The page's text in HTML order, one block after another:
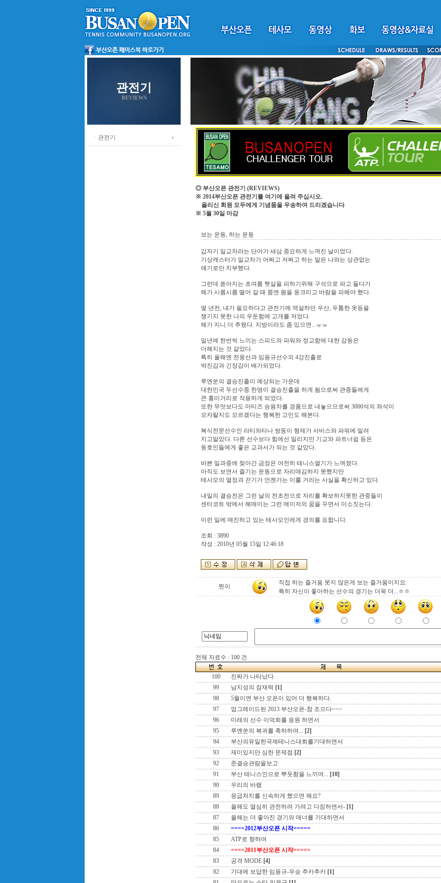
관전기
REVIEWS
ㆍ관전기
◎ 부산오픈 관전기 (REVIEWS)
※ 2014부산오픈 관전기를 여기에 올려 주십시오.
올리신 회원 모두에게 기념품을 우송하여 드리겠습니다
※ 5월 30일 마감
보는 운동, 하는 운동
갑자기 일교차라는 단어가 새삼 중요하게 느껴진 날이었다.
기상캐스터가 일교차가 어쩌고 저쩌고 하는 말은 나와는 상관없는
얘기로만 치부했다.
그런데 쏟아지는 초여름 햇살을 피하기위해 구석으로 파고 들다가
해가 시름시름 떨어 갈 때 쯤엔 몸을 웅크리고 바람을 피해야 했다.
몇 년전, 내가 필요하다고 관전기에 역설하던 우산, 두툼한 옷등을
챙기지 못한 나의 우둔함에 고개를 저었다.
해가 지니 더 추웠다. 지방이라도 좀 있으면...ㅠㅠ
일년에 한번씩 느끼는 스피드와 파워와 정교함에 대한 감동은
더해지는 것 같았다.
특히 올해엔 전웅선과 임용규선수의 4강진출로
박진감과 긴장감이 배가되었다.
루엔쑨의 결승진출이 예상되는 가운데
대한민국 두선수중 한명이 결승진출을 하게 됨으로써 관중들에게
큰 흥미거리로 작용하게 되었다.
또한 무엇보다도 마티즈 승용차를 경품으로 내놓으므로써 3000석의 좌석이
모자랄지도 모르겠다는 행복한 고민도 해본다.
복식전문선수인 라티와타나 쌍둥이 형제가 서비스와 파워에 밀려
지고말았다. 다른 선수보다 힘에선 밀리지만 기교와 파트너쉽 등은
동호인들에게 좋은 교과서가 되는 것 같았다.
바쁜 일과중에 찾아간 금정은 여전히 테니스열기가 느껴졌다.
아직도 보면서 즐기는 운동으로 자리매김하지 못했지만
테사모의 열정과 끈기가 언젠가는 이룰 거라는 사실을 확신하고 있다.
내일의 결승전은 그런 날의 전초전으로 자리를 확보하지못한 관중들이
센터코트 밖에서 헤매이는 그런 메이저의 꿈을 꾸면서 미소짓는다.
이런 일에 매진하고 있는 테사모인에게 경의를 표합니다.
조회 : 3890
작성 : 2010년 05월 15일 12:46:18
찐이
직접 하는 즐거움 못지 않은게 보는 즐거움이지요.
특히 자신이 좋아하는 선수의 경기는 더욱 더...ㅎㅎ
전체 자료수 : 100 건
100 진짜가 나타났다.
99
남지성의 잠재력 [1]
98
5월이면 부산 오픈이 있어 더 행복하다.
97
업그레이드된 2013 부산오픈-참 조으다~~~
96
미래의 선수 이덕희를 응원 하면서
95
루옌쑨의 복귀를 축하하며... [2]
94
부산의유일한국제테니스대회를기대하면서
93
재미있지만 심한 문제점 [2]
92
준결승관람을보고
91
부산 테니스인으로 뿌듯함을 느끼며... [10]
90
우리의 바램
89
응급처치를 신속하게 했으면 해요?
88
올해도 열심히 관전하려 가려고 다짐하면서- [1]
87
올해는 더 좋아진 경기와 매너를 기대하면서
86
====2012부산오픈 시작=====
85
ATP로 향햐여
84
====2011부산오픈 시작=====
83
공격 MODE [4]
82
기대에 보답한 임용규-우승 추카추카 [1]